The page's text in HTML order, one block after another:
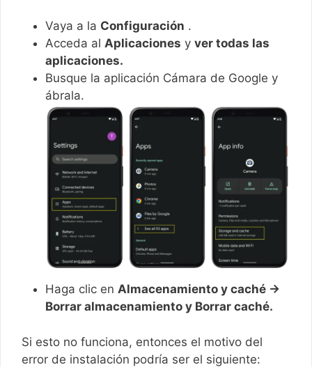
Vaya a la Configuración .
Acceda al Aplicaciones y ver todas las
aplicaciones.
Busque la aplicación Cámara de Google y
ábrala.
Haga clic en Almacenamiento y caché →
Borrar almacenamiento y Borrar caché.
Si esto no funciona, entonces el motivo del
error de instalación podría ser el siguiente: